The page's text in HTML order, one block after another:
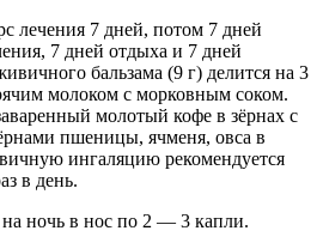
лечения 7 дней, потом 7 дней
7 дней отдыха и 7 дней
бальзама (9 г) делится на 3
молоком с морковным соком.
молотый кофе в зёрнах с
пшеницы, ячменя, овса в
ингаляцию рекомендуется
в день.
ночь в нос по 2 — 3 капли.